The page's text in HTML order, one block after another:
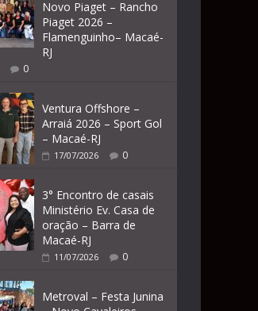
Novo Piaget – Rancho
Piaget 2026 –
Flamenguinho– Macaé-
RJ
0
Ventura Offshore –
Arraiá 2026 – Sport Gol
– Macaé-RJ
17/07/2026 0
3° Encontro de casais
Ministério Ev. Casa de
oração – Barra de
Macaé-RJ
11/07/2026 0
Metroval – Festa Junina